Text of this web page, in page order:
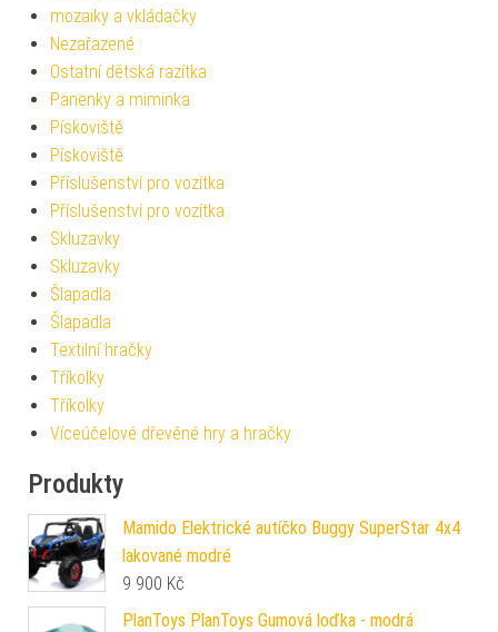
mozaiky a vkládačky
Nezařazené
Ostatní dětská razítka
Panenky a miminka
Pískoviště
Pískoviště
Příslušenství pro vozítka
Příslušenství pro vozítka
Skluzavky
Skluzavky
Šlapadla
Šlapadla
Textilní hračky
Tříkolky
Tříkolky
Víceúčelové dřevěné hry a hračky
Produkty
Mamido Elektrické autíčko Buggy SuperStar 4x4
lakované modré
9 900 Kč
PlanToys PlanToys Gumová loďka - modrá